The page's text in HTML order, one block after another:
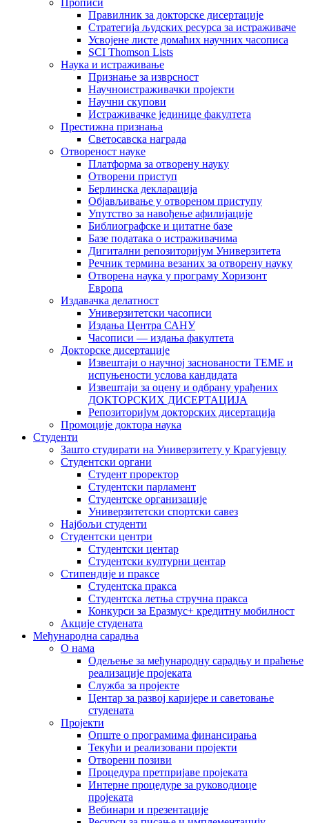
Прописи
Правилник за докторске дисертације
Стратегија људских ресурса за истраживаче
Усвојене листе домаћих научних часописа
SCI Thomson Lists
Наука и истраживање
Признање за изврсност
Научноистраживачки пројекти
Научни скупови
Истраживачке јединице факултета
Престижна признања
Светосавска награда
Отвореност науке
Платформа за отворену науку
Отворени приступ
Берлинска декларација
Објављивање у отвореном приступу
Упутство за навођење афилијације
Библиографске и цитатне базе
Базе података о истраживачима
Дигитални репозиторијум Универзитета
Рeчник термина везаних за отворену науку
Отворена наука у програму Хоризонт
Европа
Издавачка делатност
Универзитетски часописи
Издања Центра САНУ
Часописи — издања факултета
Докторске дисертације
Извештаји о научној заснованости ТЕМЕ и
испуњености услова кандидата
Извештаји за оцену и одбрану урађених
ДОКТОРСКИХ ДИСЕРТАЦИЈА
Репозиторијум докторских дисертација
Промоције доктора наука
Студенти
Зашто студирати на Универзитету у Крагујевцу
Студентски органи
Студент проректор
Студентски парламент
Студентске организације
Универзитетски спортски савез
Најбољи студенти
Студентски центри
Студентски центар
Студентски културни центар
Стипендије и праксе
Студентска пракса
Студентска летња стручна пракса
Конкурси за Еразмус+ кредитну мобилност
Акције студената
Међународна сарадња
О нама
Одељење за међународну сарадњу и праћење
реализације пројеката
Служба за пројекте
Центар за развој каријере и саветовање
студената
Пројекти
Опште о програмима финансирања
Текући и реализовани пројекти
Отворени позиви
Процедура претпријаве пројеката
Интерне процедуре за руководиоце
пројеката
Вебинари и презентације